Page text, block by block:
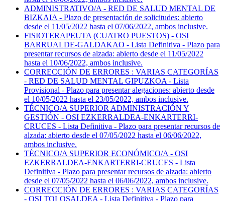
ADMINISTRATIVO/A - RED DE SALUD MENTAL DE
BIZKAIA - Plazo de presentación de solicitudes: abierto
desde el 11/05/2022 hasta el 07/06/2022, ambos inclusive.
FISIOTERAPEUTA (CUATRO PUESTOS) - OSI
BARRUALDE-GALDAKAO - Lista Definitiva - Plazo para
presentar recursos de alzada: abierto desde el 11/05/2022
hasta el 10/06/2022, ambos inclusive.
CORRECCIÓN DE ERRORES : VARIAS CATEGORÍAS
- RED DE SALUD MENTAL GIPUZKOA - Lista
Provisional - Plazo para presentar alegaciones: abierto desde
el 10/05/2022 hasta el 23/05/2022, ambos inclusive.
TÉCNICO/A SUPERIOR ADMINISTRACIÓN Y
GESTIÓN - OSI EZKERRALDEA-ENKARTERRI-
CRUCES - Lista Definitiva - Plazo para presentar recursos de
alzada: abierto desde el 07/05/2022 hasta el 06/06/2022,
ambos inclusive.
TÉCNICO/A SUPERIOR ECONÓMICO/A - OSI
EZKERRALDEA-ENKARTERRI-CRUCES - Lista
Definitiva - Plazo para presentar recursos de alzada: abierto
desde el 07/05/2022 hasta el 06/06/2022, ambos inclusive.
CORRECCIÓN DE ERRORES : VARIAS CATEGORÍAS
- OSI TOLOSALDEA - Lista Definitiva - Plazo para